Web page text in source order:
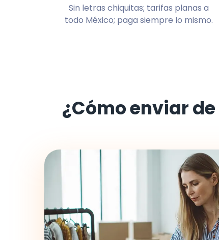
Sin letras chiquitas; tarifas planas a
todo México; paga siempre lo mismo.
¿Cómo enviar de